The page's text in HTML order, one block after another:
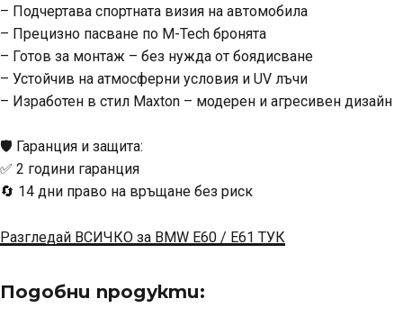
– Подчертава спортната визия на автомобила
– Прецизно пасване по M-Tech бронята
– Готов за монтаж – без нужда от боядисване
– Устойчив на атмосферни условия и UV лъчи
– Изработен в стил Maxton – модерен и агресивен дизайн
🛡️ Гаранция и защита:
✅ 2 години гаранция
🔄 14 дни право на връщане без риск
Разгледай ВСИЧКО за BMW E60 / E61 ТУК
Подобни продукти: